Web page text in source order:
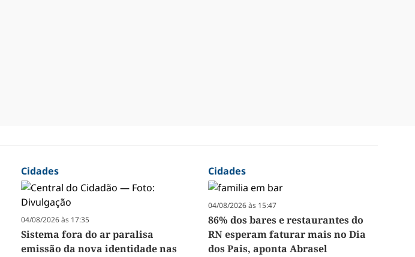
Cidades
04/08/2026 às 17:35
Sistema fora do ar paralisa
emissão da nova identidade nas
Cidades
04/08/2026 às 15:47
86% dos bares e restaurantes do
RN esperam faturar mais no Dia
dos Pais, aponta Abrasel